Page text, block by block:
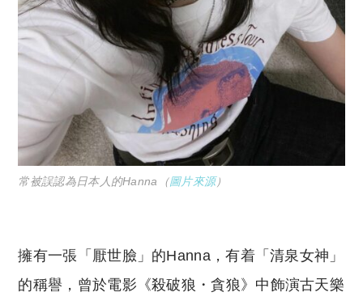
常被誤認為日本人的Hanna（圖片來源）
擁有一張「厭世臉」的Hanna，有着「清泉女神」
的稱譽，曾於電影《殺破狼・貪狼》中飾演古天樂